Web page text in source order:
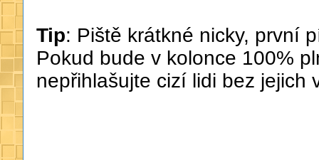
Tip: Piště krátkné nicky, první
Pokud bude v kolonce 100%
nepřihlašujte cizí lidi bez jejich